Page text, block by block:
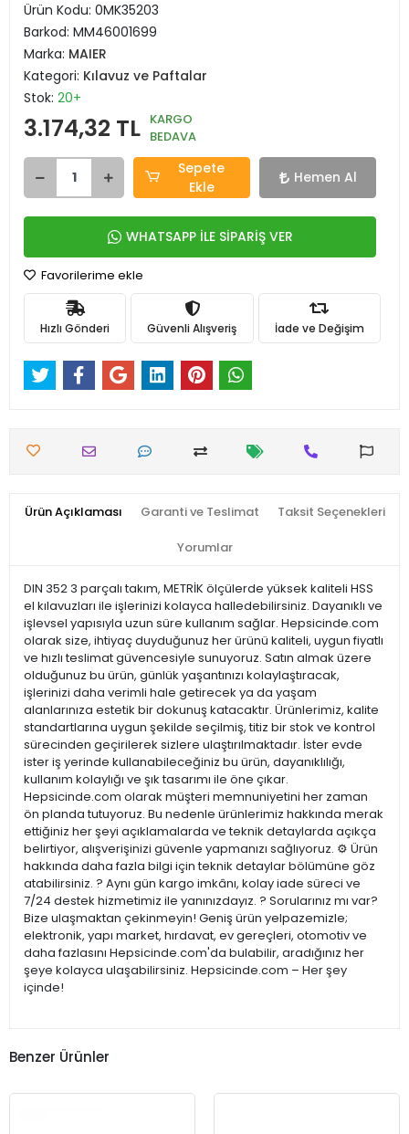
Ürün Kodu: 0MK35203
Barkod: MM46001699
Marka: MAIER
Kategori: Kılavuz ve Paftalar
Stok: 20+
3.174,32 TL KARGO
BEDAVA
Sepete
Ekle
Hemen Al
WHATSAPP İLE SİPARİŞ VER
Favorilerime ekle
Hızlı Gönderi Güvenli Alışveriş İade ve Değişim
Ürün Açıklaması Garanti ve Teslimat Taksit Seçenekleri
Yorumlar
DIN 352 3 parçalı takım, METRİK ölçülerde yüksek kaliteli HSS
el kılavuzları ile işlerinizi kolayca halledebilirsiniz. Dayanıklı ve
işlevsel yapısıyla uzun süre kullanım sağlar. Hepsicinde.com
olarak size, ihtiyaç duyduğunuz her ürünü kaliteli, uygun fiyatlı
ve hızlı teslimat güvencesiyle sunuyoruz. Satın almak üzere
olduğunuz bu ürün, günlük yaşantınızı kolaylaştıracak,
işlerinizi daha verimli hale getirecek ya da yaşam
alanlarınıza estetik bir dokunuş katacaktır. Ürünlerimiz, kalite
standartlarına uygun şekilde seçilmiş, titiz bir stok ve kontrol
sürecinden geçirilerek sizlere ulaştırılmaktadır. İster evde
ister iş yerinde kullanabileceğiniz bu ürün, dayanıklılığı,
kullanım kolaylığı ve şık tasarımı ile öne çıkar.
Hepsicinde.com olarak müşteri memnuniyetini her zaman
ön planda tutuyoruz. Bu nedenle ürünlerimiz hakkında merak
ettiğiniz her şeyi açıklamalarda ve teknik detaylarda açıkça
belirtiyor, alışverişinizi güvenle yapmanızı sağlıyoruz. ⚙️ Ürün
hakkında daha fazla bilgi için teknik detaylar bölümüne göz
atabilirsiniz. ? Aynı gün kargo imkânı, kolay iade süreci ve
7/24 destek hizmetimiz ile yanınızdayız. ? Sorularınız mı var?
Bize ulaşmaktan çekinmeyin! Geniş ürün yelpazemizle;
elektronik, yapı market, hırdavat, ev gereçleri, otomotiv ve
daha fazlasını Hepsicinde.com'da bulabilir, aradığınız her
şeye kolayca ulaşabilirsiniz. Hepsicinde.com – Her şey
içinde!
Benzer Ürünler